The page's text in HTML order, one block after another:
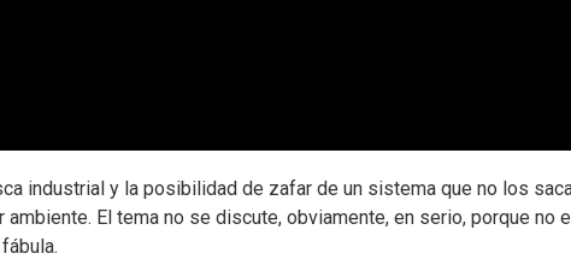
industrial y la posibilidad de zafar de un sistema que no los
El tema no se discute, obviamente, en serio, porque no